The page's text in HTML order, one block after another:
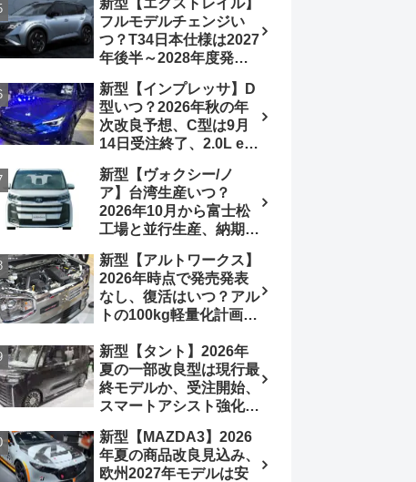
う無い？【トヨタ最新情
報】1.2Lハイブリッド追
加は次期型に期待
新型【エクストレイル】
フルモデルチェンジい
つ？T34日本仕様は2027
年後半～2028年度発売
米ローグe-POWERは
2026年後半投入へ
新型【インプレッサ】D
型いつ？2026年秋の年
次改良予想、C型は9月
14日受注終了、2.0L e-
グハイブリッド設定無し
予想【スバル最新情報】
新型【ヴォクシー/ノ
ア】台湾生産いつ？
2026年10月から富士松
工場と並行生産、納期短
2026年5月6日マイナー
チェンジ、価格 NOAH
326万1500円、VOXY
375万1000円、特別仕様
待、S-Zに12.3インチメ
ーター
新型【アルトワークス】
2026年時点で発売発表
なし、復活はいつ？アル
トの100kg軽量化計画は
処、5MTターボとアルト
スピリットに期待【スズ
キ最新情報】
新型【タント】2026年
夏の一部改良型は現行最
終モデルか、受注開始、
スマートアシスト強化と
フルモデルチェンジ予想
【ダイハツ最新情報】
新型【MAZDA3】2026
年夏の商品改良見込み、
欧州2027年モデルは安